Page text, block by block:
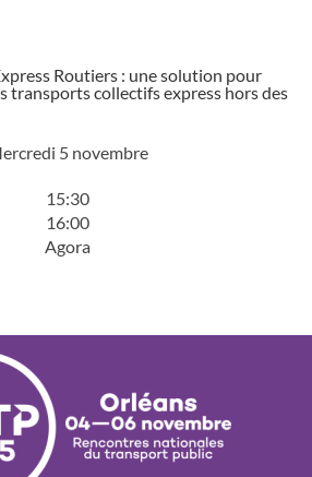
Routiers : une solution pour
transports collectifs express hors des
5 novembre
15:30
16:00
Agora